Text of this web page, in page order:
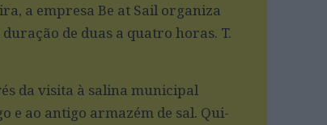
a empresa Be at Sail organiza
de duas a quatro horas. T.
da visita à salina municipal
e ao antigo armazém de sal. Qui-